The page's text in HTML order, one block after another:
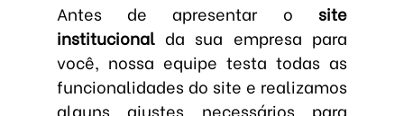
Antes de apresentar osite
institucionalda sua empresa para
você, nossa equipe testa todas as
funcionalidades do site e realizamos
alguns ajustes necessários para